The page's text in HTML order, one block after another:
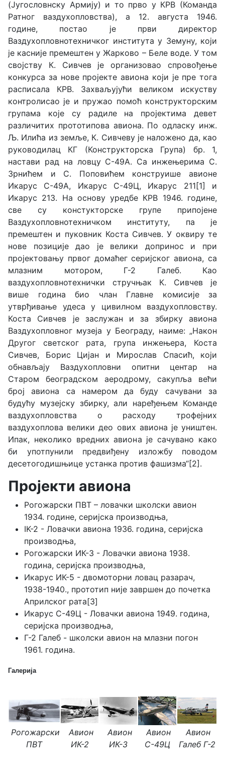
(Југословнску Армију) и то прво у КРВ (Команда
Ратног ваздухопловства), а 12. августа 1946.
године, постао је први директор
Ваздухопловнотехничког института у Земуну, који
је касније премештен у Жарково – Беле воде. У том
својству К. Сивчев је организовао спровођење
конкурса за нове пројекте авиона који је пре тога
расписала КРВ. Захваљујући великом искуству
контролисао је и пружао помоћ конструкторским
групама које су радиле на пројектима девет
различитих прототипова авиона. По одласку инж.
Љ. Илића из земље, К. Сивчеву је наложено да, као
руководилац КГ (Конструкторска Група) бр. 1,
настави рад на ловцу С-49А. Са инжењерима С.
Зрнићем и С. Поповићем конструише авионе
Икарус С-49А, Икарус С-49Ц, Икарус 211[1] и
Икарус 213. На основу уредбе КРВ 1946. године,
све су констукторске групе припојене
Ваздухопловнотехничком институту, па је
премештен и пуковник Коста Сивчев. У оквиру те
нове позиције дао је велики допринос и при
пројектовању првог домаћег серијског авиона, са
млазним мотором, Г-2 Галеб. Као
ваздухопловнотехнички стручњак К. Сивчев је
више година био члан Главне комисије за
утврђивање удеса у цивилном ваздухопловству.
Коста Сивчев је заслужан и за збирку авиона
Ваздухопловног музеја у Београду, наиме: „Након
Другог светског рата, група инжењера, Коста
Сивчев, Борис Цијан и Мирослав Спасић, који
обнављају Ваздухопловни опитни центар на
Старом београдском аеродрому, сакупља већи
број авиона са намером да буду сачувани за
будућу музејску збирку, али наређењем Команде
ваздухопловства o расходу трофејних
ваздухоплова велики део ових авиона је уништен.
Ипак, неколико вредних авиона је сачувано како
би употпунили предвиђену изложбу поводом
десетогодишњице устанка против фашизма“[2].
Пројекти авиона
Рогожарски ПВТ – ловачки школски авион
1934. године, серијска производња,
IK-2 - Ловачки авиона 1936. година, серијска
производња,
Рогожарски ИК-3 - Ловачки авиона 1938.
година, серијска производња,
Икарус ИК-5 - двомоторни ловац разарач,
1938-1940., прототип није завршен до почетка
Априлског рата[3]
Икарус С-49Ц - Ловачки авиона 1949. година,
серијска производња,
Г-2 Галеб - школски авион на млазни погон
1961. година.
Галерија
Рогожарски
ПВТ
Авион
ИК-2
Авион
ИК-3
Авион
С-49Ц
Авион
Галеб Г-2